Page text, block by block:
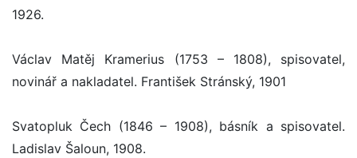
1926.
Václav Matěj Kramerius (1753 – 1808), spisovatel,
novinář a nakladatel. František Stránský, 1901
Svatopluk Čech (1846 – 1908), básník a spisovatel.
Ladislav Šaloun, 1908.